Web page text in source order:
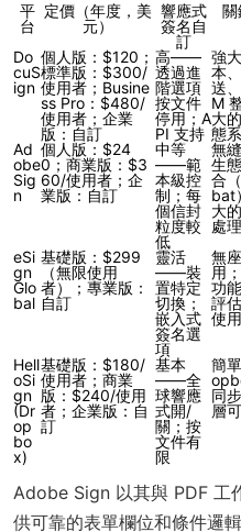
平
台
定價（年度，美
元）
響應式
簽名自
訂
關
Do
cuS
ign
個人版：$120；
標準版：$300/
使用者；Busine
ss Pro：$480/
使用者；企業
版：自訂
高——
透過進
階選項
按文件
停用；A
PI 支持
強
本
送
M
大
態
Ad
obe
Sig
n
個人版：$24
0；商業版：$3
60/使用者；企
業版：自訂
中等
——範
本級控
制；每
個信封
粒度較
低
無
生
合
bat
大
處理
eSi
gn
Glo
bal
基礎版：$299
（無限使用
者）；專業版：
自訂
靈活
——裝
置特定
切換；
嵌入式
簽名選
項
無
用
功
評
使
Hell
oSi
gn
(Dr
op
bo
x)
基礎版：$180/
使用者；商業
版：$240/使用
者；企業版：自
訂
基本
——全
球響應
式開/
關；按
文件有
限
簡
同
層
Adobe Sign 以其與 PDF 工
供可靠的表單欄位和條件邏